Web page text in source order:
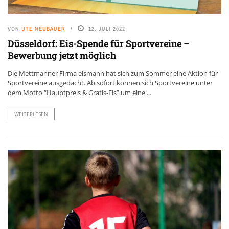
VON UTE NEUBAUER 12. JULI 2022
Düsseldorf: Eis-Spende für Sportvereine –
Bewerbung jetzt möglich
Die Mettmanner Firma eismann hat sich zum Sommer eine Aktion für
Sportvereine ausgedacht. Ab sofort können sich Sportvereine unter
dem Motto “Hauptpreis & Gratis-Eis” um eine ...
WEITERLESEN